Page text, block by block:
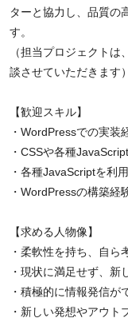
ターと協力し、品質の
す。
（担当プロジェクト
談させていただきます）
【歓迎スキル】
・WordPressでの実装
・CSSや各種
・各種JavaScriptを利
・WordPressの構築経
【求める人物像】
・柔軟性を持ち、自ら
・現状に満足せず、新
・積極的に情報発信が
・新しい発想やアウ